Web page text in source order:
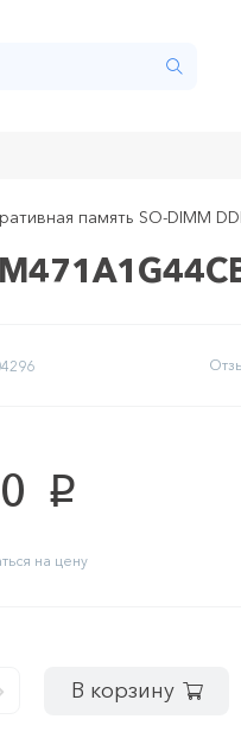
память SO-DIMM
p
на цену
В корзину